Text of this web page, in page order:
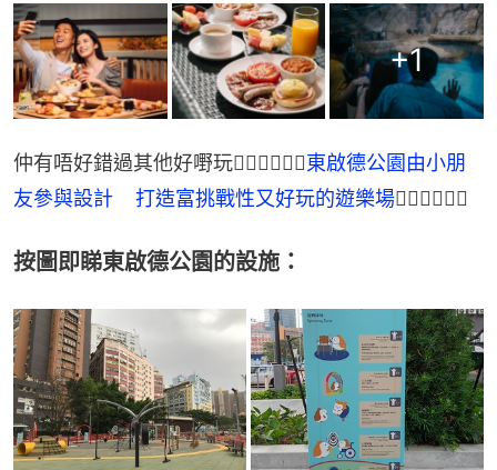
+1
仲有唔好錯過其他好嘢玩👉🏻👉🏻👉🏻東啟德公園由小朋
友參與設計    打造富挑戰性又好玩的遊樂場👈🏻👈🏻👈🏻
按圖即睇東啟德公園的設施：